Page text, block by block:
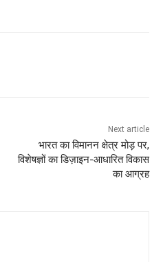
Next article
भारत का विमानन क्षेत्र मोड़ पर,
विशेषज्ञों का डिज़ाइन-आधारित विकास
का आग्रह